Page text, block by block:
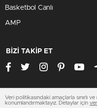
Basketbol Canlı
AMP
BİZİ TAKİP ET
Veri politikasındaki amaçlarla sınırlı
konumlandırmaktayız. Detaylar için